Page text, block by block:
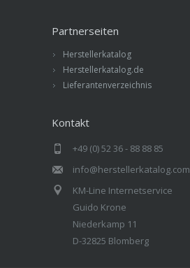
Partnerseiten
Herstellerkatalog
Herstellerkatalog.de
Lieferantenverzeichnis
Kontakt
+49 (0) 52 36 - 88 88 85
info@herstellerkatalog.com
KM-Line Internetservice
Guido Krone
Niederkamp 11
D-32825 Blomberg